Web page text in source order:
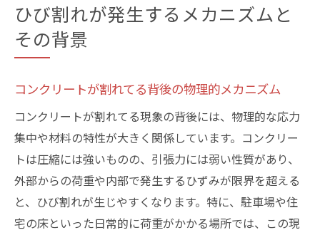
ひび割れが発生するメカニズムと
その背景
コンクリートが割れてる背後の物理的メカニズム
コンクリートが割れてる現象の背後には、物理的な応力
集中や材料の特性が大きく関係しています。コンクリー
トは圧縮には強いものの、引張力には弱い性質があり、
外部からの荷重や内部で発生するひずみが限界を超える
と、ひび割れが生じやすくなります。特に、駐車場や住
宅の床といった日常的に荷重がかかる場所では、この現